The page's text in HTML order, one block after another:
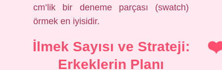
cm’lik bir deneme parçası (swatch)
örmek en iyisidir.
İlmek Sayısı ve Strateji:
Erkeklerin Planı